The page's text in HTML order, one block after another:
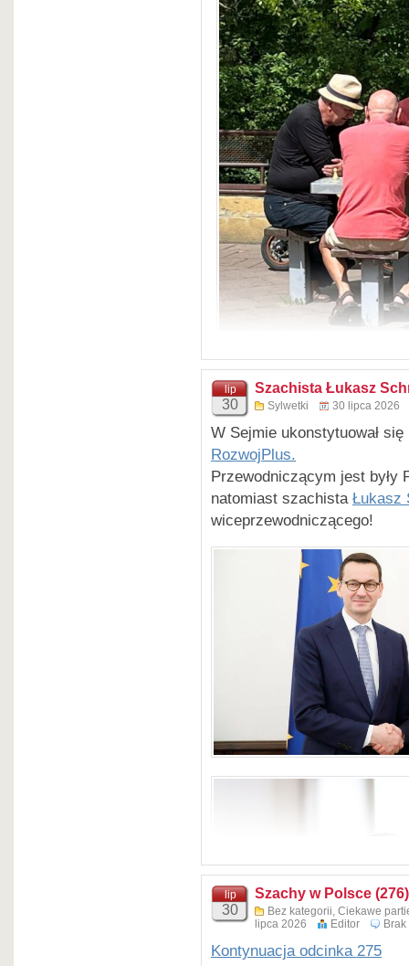
Wojciech Traczewski
lip
30
Szachista Łukasz
Sylwetki 30 lipca 2026
W Sejmie ukonstytuował
RozwojPlus.
Przewodniczącym jest były
natomiast szachista Łukasz
wiceprzewodniczącego!
lip
30
Szachy w Polsce (276)
Bez kategorii, Ciekawe
lipca 2026
Editor
Kontynuacja odcinka 275